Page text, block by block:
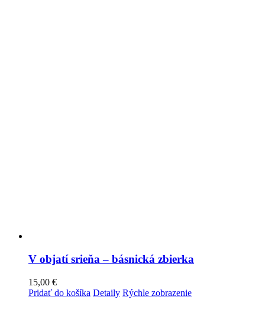
V objatí srieňa – básnická zbierka
15,00 €
Pridať do košíka Detaily Rýchle zobrazenie